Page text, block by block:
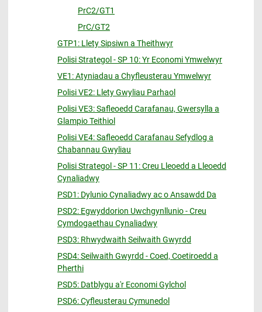
PrC2/GT1
PrC/GT2
GTP1: Llety Sipsiwn a Theithwyr
Polisi Strategol - SP 10: Yr Economi Ymwelwyr
VE1: Atyniadau a Chyfleusterau Ymwelwyr
Polisi VE2: Llety Gwyliau Parhaol
Polisi VE3: Safleoedd Carafanau, Gwersylla a
Glampio Teithiol
Polisi VE4: Safleoedd Carafanau Sefydlog a
Chabannau Gwyliau
Polisi Strategol - SP 11: Creu Lleoedd a Lleoedd
Cynaliadwy
PSD1: Dylunio Cynaliadwy ac o Ansawdd Da
PSD2: Egwyddorion Uwchgynllunio - Creu
Cymdogaethau Cynaliadwy
PSD3: Rhwydwaith Seilwaith Gwyrdd
PSD4: Seilwaith Gwyrdd - Coed, Coetiroedd a
Pherthi
PSD5: Datblygu a'r Economi Gylchol
PSD6: Cyfleusterau Cymunedol